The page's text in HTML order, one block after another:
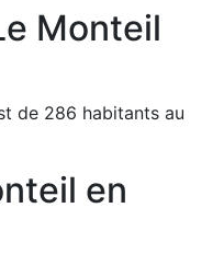
Monteil
de 286 habitants au
en